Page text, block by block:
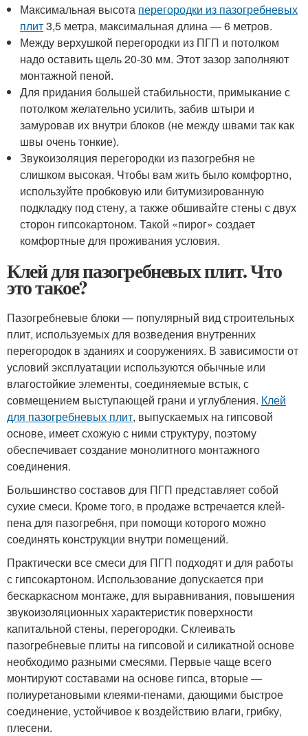
Максимальная высота перегородки из пазогребневых
плит3,5 метра, максимальная длина — 6 метров.
Между верхушкой перегородки из ПГП и потолком
надо оставить щель 20-30 мм. Этот зазор заполняют
монтажной пеной.
Для придания большей стабильности, примыкание с
потолком желательно усилить, забив штыри и
замуровав их внутри блоков (не между швами так как
швы очень тонкие).
Звукоизоляция перегородки из пазогребня не
слишком высокая. Чтобы вам жить было комфортно,
используйте пробковую или битумизированную
подкладку под стену, а также обшивайте стены с двух
сторон гипсокартоном. Такой «пирог» создает
комфортные для проживания условия.
Клей для пазогребневых плит. Что
это такое?
Пазогребневые блоки — популярный вид строительных
плит, используемых для возведения внутренних
перегородок в зданиях и сооружениях. В зависимости от
условий эксплуатации используются обычные или
влагостойкие элементы, соединяемые встык, с
совмещением выступающей грани и углубления. Клей
для пазогребневых плит, выпускаемых на гипсовой
основе, имеет схожую с ними структуру, поэтому
обеспечивает создание монолитного монтажного
соединения.
Большинство составов для ПГП представляет собой
сухие смеси. Кроме того, в продаже встречается клей-
пена для пазогребня, при помощи которого можно
соединять конструкции внутри помещений.
Практически все смеси для ПГП подходят и для работы
с гипсокартоном. Использование допускается при
бескаркасном монтаже, для выравнивания, повышения
звукоизоляционных характеристик поверхности
капитальной стены, перегородки. Склеивать
пазогребневые плиты на гипсовой и силикатной основе
необходимо разными смесями. Первые чаще всего
монтируют составами на основе гипса, вторые —
полиуретановыми клеями-пенами, дающими быстрое
соединение, устойчивое к воздействию влаги, грибку,
плесени.